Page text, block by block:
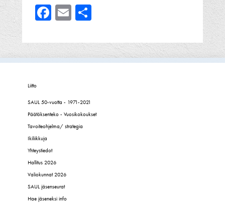
Facebook
Email
Liitto
SAUL 50-vuotta - 1971-2021
Päätöksenteko - Vuosikokoukset
Tavoiteohjelma/ strategia
Ikiliikkuja
Yhteystiedot
Hallitus 2026
Valiokunnat 2026
SAUL jäsenseurat
Hae jäseneksi info